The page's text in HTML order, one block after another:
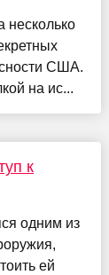
несколько
США.
на ис...
к
одним из
ей